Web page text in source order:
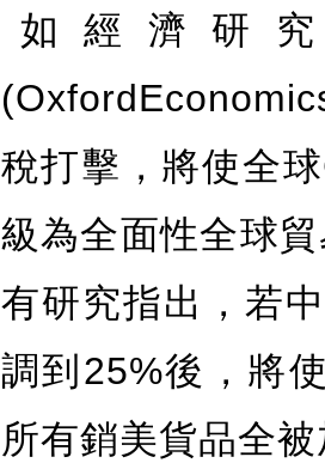
如經濟研
稅打擊，將使全球
級為全面性全球
有研究指出，若
調到 25%後，將
所有銷美貨品全